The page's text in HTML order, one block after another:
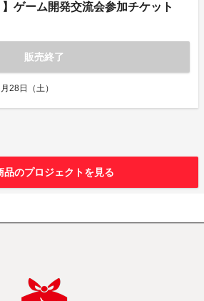
ゲーム開発交流会参加チケット
販売終了
28日（土）
品のプロジェクトを見る